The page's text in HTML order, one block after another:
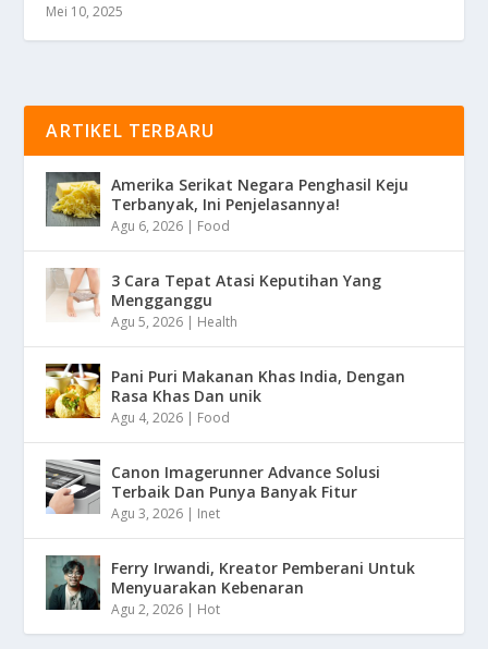
Mei 10, 2025
ARTIKEL TERBARU
Amerika Serikat Negara Penghasil Keju
Terbanyak, Ini Penjelasannya!
Agu 6, 2026 | Food
3 Cara Tepat Atasi Keputihan Yang
Mengganggu
Agu 5, 2026 | Health
Pani Puri Makanan Khas India, Dengan
Rasa Khas Dan unik
Agu 4, 2026 | Food
Canon Imagerunner Advance Solusi
Terbaik Dan Punya Banyak Fitur
Agu 3, 2026 | Inet
Ferry Irwandi, Kreator Pemberani Untuk
Menyuarakan Kebenaran
Agu 2, 2026 | Hot